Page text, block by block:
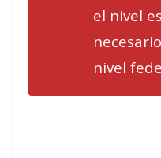
el nivel
nivel